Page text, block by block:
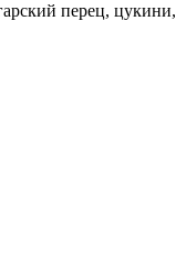
перец, цукини,